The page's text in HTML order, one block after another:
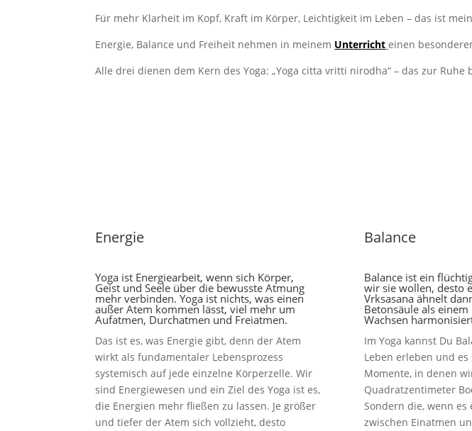
Für mehr Klarheit im Kopf, Kraft im Körper, Leichtigkeit im Leben – das ist
Energie, Balance und Freiheit nehmen in meinem Unterricht einen
Alle drei dienen dem Kern des Yoga: „Yoga citta vritti nirodha“ – das zur Ruhe
Energie
Yoga ist Energiearbeit, wenn sich Körper,
Geist und Seele über die bewusste Atmung
mehr verbinden. Yoga ist nichts, was einen
außer Atem kommen lässt, viel mehr um
Aufatmen, Durchatmen und Freiatmen.
Das ist es, was Energie gibt, denn der Atem
wirkt als fundamentaler Lebensprozess
systemisch auf jede einzelne Körperzelle. Wir
sind Energiewesen und ein Ziel des Yoga ist es,
die Energien mehr fließen zu lassen. Je größer
und tiefer der Atem sich vollzieht, desto
Balance
Balance ist ein
wir sie wollen, desto
Vrksasana ähnelt
Betonsäule als
Wachsen
Im Yoga kannst Du
Leben erleben und
Momente, in denen
Quadratzentimeter
Sondern die, wenn es
zwischen Einatmen